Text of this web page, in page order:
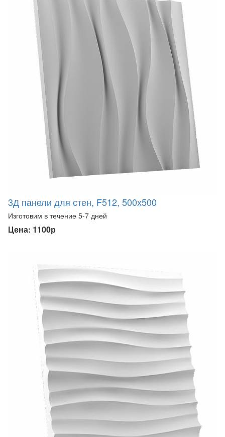
3Д панели для стен, F512, 500х500
Изготовим в течение 5-7 дней
Цена: 1100р